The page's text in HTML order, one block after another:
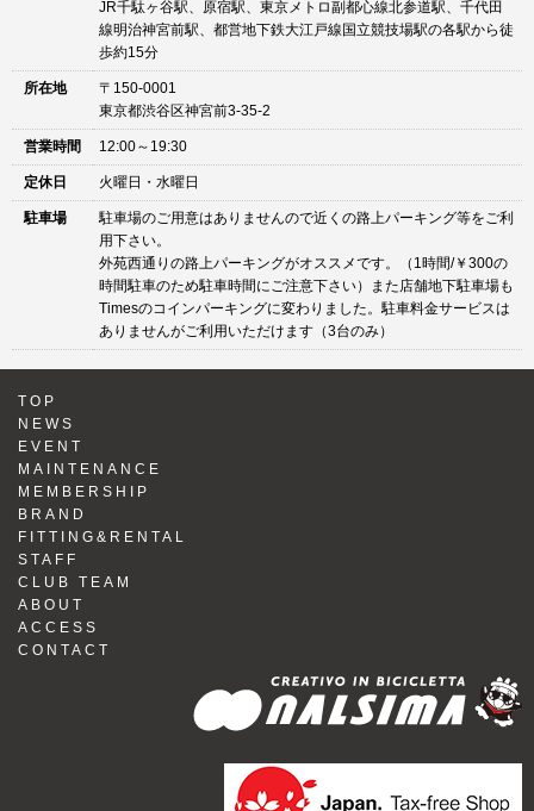
JR千駄ヶ谷駅、原宿駅、東京メトロ副都心線北参道駅、千代田
線明治神宮前駅、都営地下鉄大江戸線国立競技場駅の各駅から徒
歩約15分
所在地
〒150-0001
東京都渋谷区神宮前3-35-2
営業時間 12:00～19:30
定休日 火曜日・水曜日
駐車場
駐車場のご用意はありませんので近くの路上パーキング等をご利
用下さい。
外苑西通りの路上パーキングがオススメです。（1時間/￥300の
時間駐車のため駐車時間にご注意下さい）また店舗地下駐車場も
Timesのコインパーキングに変わりました。駐車料金サービスは
ありませんがご利用いただけます（3台のみ）
TOP
NEWS
EVENT
MAINTENANCE
MEMBERSHIP
BRAND
FITTING&RENTAL
STAFF
CLUB TEAM
ABOUT
ACCESS
CONTACT